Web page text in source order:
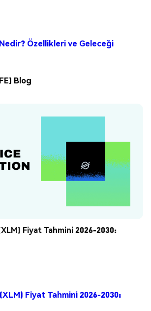
Özellikleri ve Geleceği
Blog
Fiyat Tahmini 2026-2030:
Fiyat Tahmini 2026-2030: